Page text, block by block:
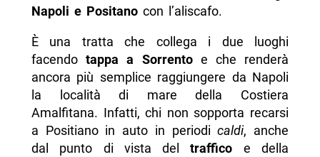
Napoli e Positanocon l’aliscafo.
È una tratta che collega i due luoghi
facendotappa a Sorrentoe che renderà
ancora più semplice raggiungere da Napoli
la località di mare della Costiera
Amalfitana. Infatti, chi non sopporta recarsi
a Positiano in auto in periodicaldi, anche
dal punto di vista deltraffico e della